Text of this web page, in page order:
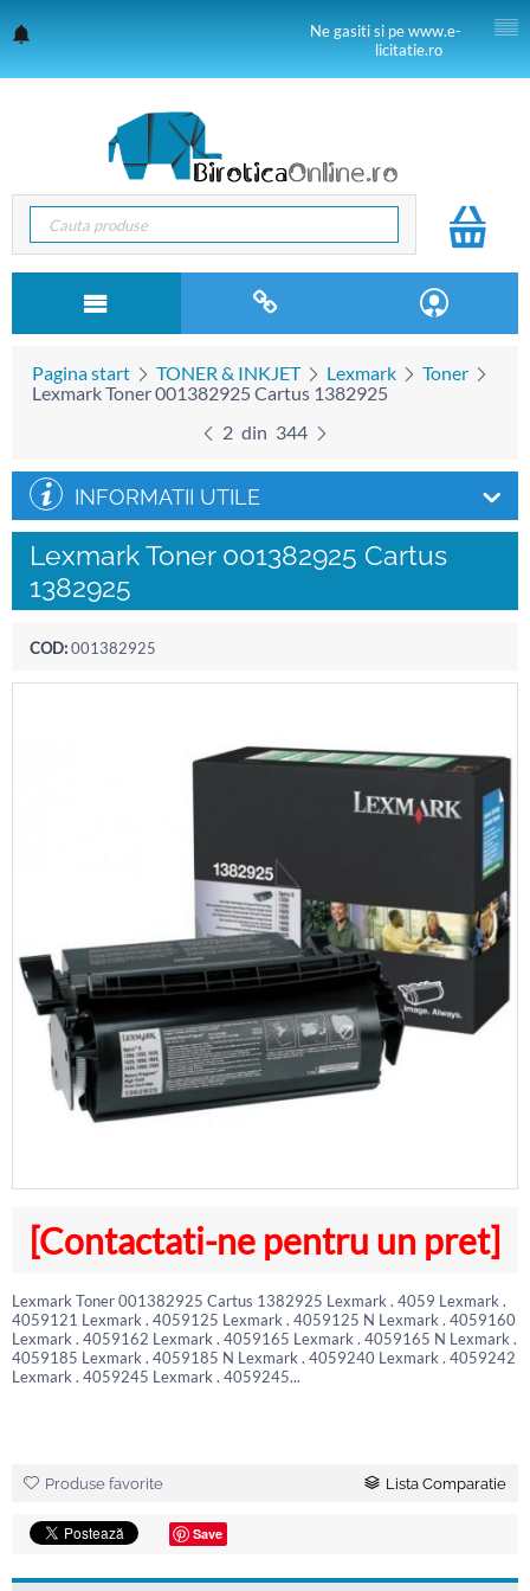
Ne gasiti si pe www.e-
licitatie.ro
Pagina start TONER & INKJET Lexmark
Toner
Lexmark Toner 001382925 Cartus 1382925
2 din 344
INFORMATII UTILE
Lexmark Toner 001382925 Cartus
1382925
COD:001382925
[Contactati-ne pentru un pret]
Lexmark Toner 001382925 Cartus 1382925 Lexmark . 4059 Lexmark .
4059121 Lexmark . 4059125 Lexmark . 4059125 N Lexmark . 4059160
Lexmark . 4059162 Lexmark . 4059165 Lexmark . 4059165 N Lexmark .
4059185 Lexmark . 4059185 N Lexmark . 4059240 Lexmark . 4059242
Lexmark . 4059245 Lexmark . 4059245...
Produse favorite Lista Comparatie
Save